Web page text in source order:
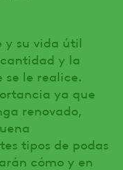
y su vida útil
y la
le realice.
ya que
renovado,
tipos de podas
cómo y en